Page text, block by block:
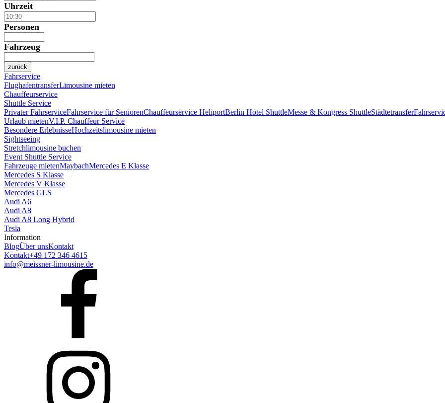
Uhrzeit
Personen
Fahrzeug
zurück
Fahrservice
FlughafentransferLimousine mieten
Chauffeurservice
Shuttle Service
Privater FahrserviceFahrservice für SeniorenChauffeurservice HeliportBerlin Hotel ShuttleMesse & Kongress ShuttleStädtetransfer
Urlaub mietenV.I.P. Chauffeur Service
Besondere ErlebnisseHochzeitslimousine mieten
Sightseeing
Stretchlimousine buchen
Event Shuttle Service
Fahrzeuge mietenMaybachMercedes E Klasse
Mercedes S Klasse
Mercedes V Klasse
Mercedes GLS
Audi A6
Audi A8
Audi A8 Long Hybrid
Tesla
Information
BlogÜber unsKontakt
Kontakt+49 172 346 4615
info@meissner-limousine.de